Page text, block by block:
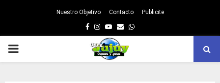
Nuestro Objetivo Contacto Publicite
Facebook
Instagram
Youtube
EmailWhatsapp
PRIMARY